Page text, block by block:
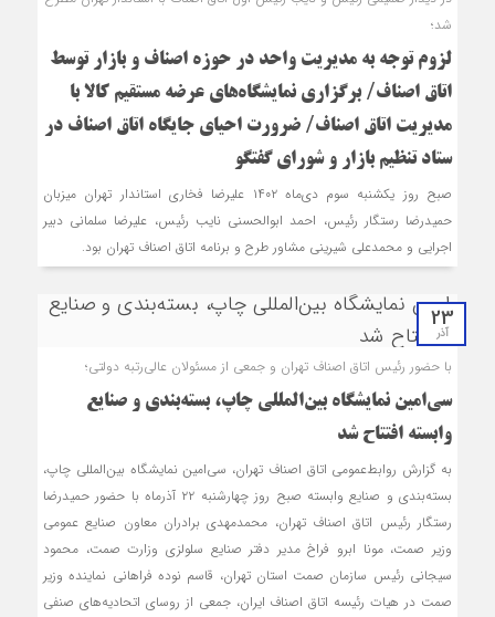
شد؛
لزوم توجه به مدیریت واحد در حوزه اصناف و بازار توسط
اتاق اصناف/ برگزاری نمایشگاه‌های عرضه مستقیم کالا با
مدیریت اتاق اصناف/ ضرورت احیای جایگاه اتاق اصناف در
ستاد تنظیم بازار و شورای گفتگو
صبح روز یکشنبه سوم دی‌ماه ۱۴۰۲ علیرضا فخاری استاندار تهران میزبان
حمیدرضا رستگار رئیس، احمد ابوالحسنی نایب رئیس، علیرضا سلمانی دبیر
اجرایی و محمدعلی شیرینی مشاور طرح و برنامه اتاق اصناف تهران بود.
23
آذر
با حضور رئیس اتاق اصناف تهران و جمعی از مسئولان عالی‌رتبه دولتی؛
سی‌امین نمایشگاه بین‌المللی چاپ، بسته‌بندی و صنایع
وابسته افتتاح شد
به گزارش روابط‌عمومی اتاق اصناف تهران، سی‌امین نمایشگاه بین‌المللی چاپ،
بسته‌بندی و صنایع وابسته صبح روز چهارشنبه ۲۲ آذرماه با حضور حمیدرضا
رستگار رئیس اتاق اصناف تهران، محمدمهدی برادران معاون صنایع عمومی
وزیر صمت، مونا ابرو فراخ مدیر دفتر صنایع سلولزی وزارت صمت، محمود
سیجانی رئیس سازمان صمت استان تهران، قاسم نوده فراهانی نماینده وزیر
صمت در هیات رئیسه اتاق اصناف ایران، جمعی از روسای اتحادیه‌های صنفی